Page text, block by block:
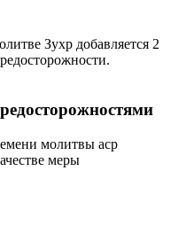
Зухр добавляется 2
молитвы аср
меры